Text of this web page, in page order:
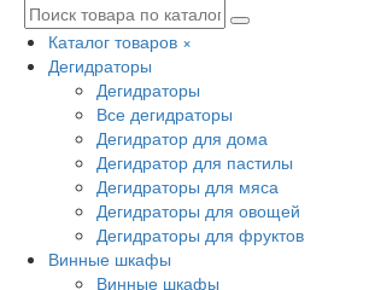
Каталог товаров ×
Дегидраторы
Дегидраторы
Все дегидраторы
Дегидратор для дома
Дегидратор для пастилы
Дегидраторы для мяса
Дегидраторы для овощей
Дегидраторы для фруктов
Винные шкафы
Винные шкафы